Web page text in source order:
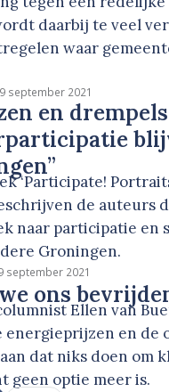
daarbij te veel
waar
september 2021
en
‘Participate!
de auteurs
naar participatie
Groningen.
september 2021
ons
Ellen van
energieprijzen en de
dat niks doen om
geen optie meer is.